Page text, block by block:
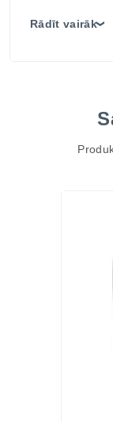
Galvenās
kombinācija
Svara
palīdz
Tītara gaļa:
muskuļu
Urīnceļu
līmeni,
Ādas un
6
un spīdīgu
Rādīt vairāk❯